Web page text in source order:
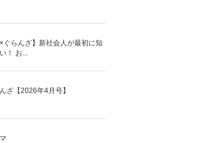
×ぐらんざ】新社会人が最初に知
！ お...
ざ【2026年4月号】